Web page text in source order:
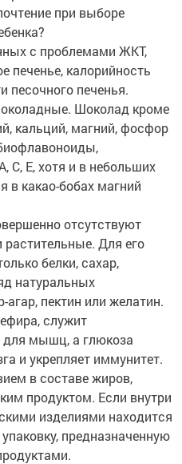
при выборе
с проблемами ЖКТ,
печенье, калорийность
песочного печенья.
Шоколад кроме
кальций, магний, фосфор
С, Е, хотя и в небольших
в какао-бобах магний
отсутствуют
Для его
белки, сахар,
натуральных
агар, пектин или желатин.
служит
мышц, а глюкоза
и укрепляет иммунитет.
в составе жиров,
продуктом. Если внутри
изделиями находится
предназначенную